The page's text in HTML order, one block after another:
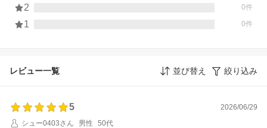
2 0件
1 0件
レビュー一覧 並び替え 絞り込み
5
2026/06/29
シュー0403さん
男性
50代